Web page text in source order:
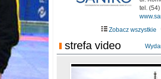
tel.
Zobacz wszystkie
strefa video
Ni To Ponk - W oczach
sixf33t .Last Year
Włocławek
XXIII Sesja Rady Miasta
kadencji w dniu